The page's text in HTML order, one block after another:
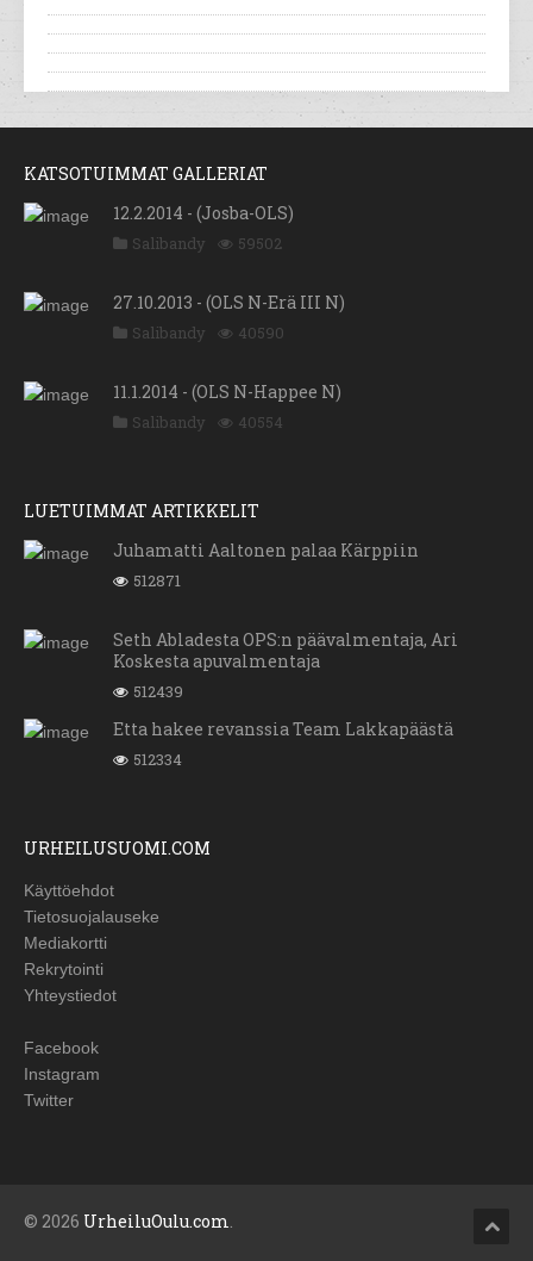
KATSOTUIMMAT GALLERIAT
12.2.2014 - (Josba-OLS)
Salibandy 59502
27.10.2013 - (OLS N-Erä III N)
Salibandy 40590
11.1.2014 - (OLS N-Happee N)
Salibandy 40554
LUETUIMMAT ARTIKKELIT
Juhamatti Aaltonen palaa Kärppiin
512871
Seth Abladesta OPS:n päävalmentaja, Ari
Koskesta apuvalmentaja
512439
Etta hakee revanssia Team Lakkapäästä
512334
URHEILUSUOMI.COM
Käyttöehdot
Tietosuojalauseke
Mediakortti
Rekrytointi
Yhteystiedot
Facebook
Instagram
Twitter
© 2026 UrheiluOulu.com.